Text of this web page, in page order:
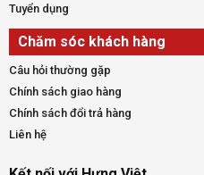
Tuyển dụng
Chăm sóc khách hàng
Câu hỏi thường gặp
Chính sách giao hàng
Chính sách đổi trả hàng
Liên hệ